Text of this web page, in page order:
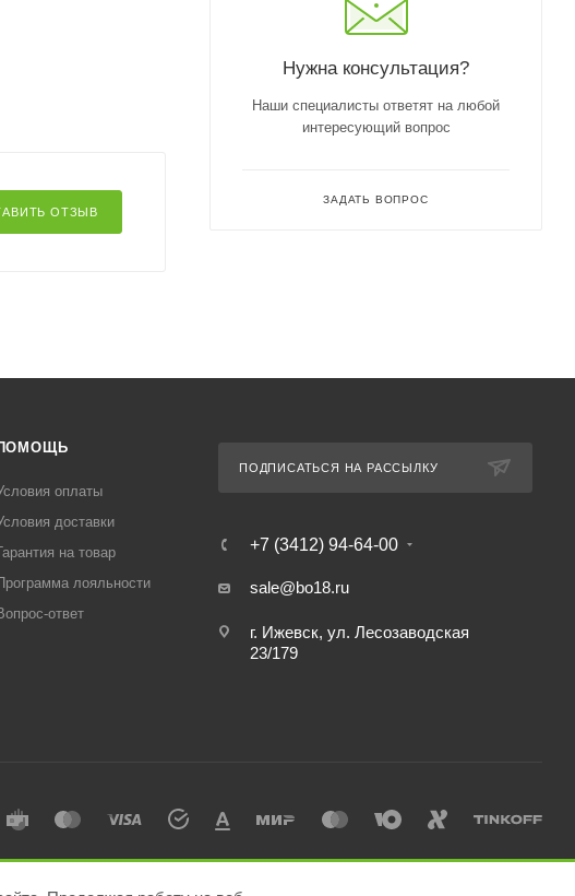
ОТЗЫВ
Нужна консультация?
Наши специалисты ответят на любой
интересующий вопрос
ЗАДАТЬ ВОПРОС
оплаты
доставки
на товар
лояльности
ответ
ПОДПИСАТЬСЯ НА РАССЫЛКУ
+7 (3412) 94-64-00
sale@bo18.ru
г. Ижевск, ул. Лесозаводская
23/179